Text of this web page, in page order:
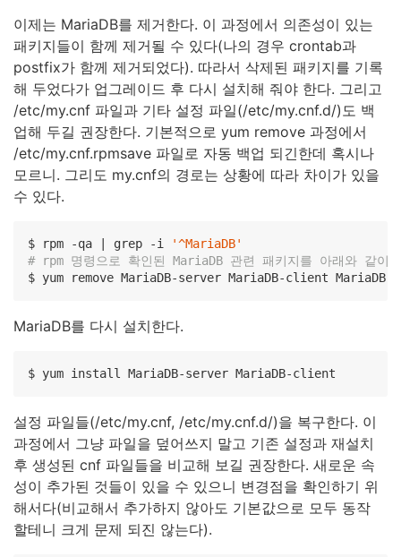
이제는 MariaDB를 제거한다. 이 과정에서 의존성이 있는
패키지들이 함께 제거될 수 있다(나의 경우 crontab과
postfix가 함께 제거되었다). 따라서 삭제된 패키지를 기록
해 두었다가 업그레이드 후 다시 설치해 줘야 한다. 그리고
/etc/my.cnf 파일과 기타 설정 파일(/etc/my.cnf.d/)도 백
업해 두길 권장한다. 기본적으로 yum remove 과정에서
/etc/my.cnf.rpmsave 파일로 자동 백업 되긴한데 혹시나
모르니. 그리도 my.cnf의 경로는 상황에 따라 차이가 있을
수 있다.
$ rpm -qa | grep -i
'^MariaDB'
# rpm 명령으로 확인된 MariaDB 관련 패키지를 아래와 같이
$ yum remove MariaDB-server MariaDB-client MariaDB-
MariaDB를 다시 설치한다.
$ yum install MariaDB-server MariaDB-client
설정 파일들(/etc/my.cnf, /etc/my.cnf.d/)을 복구한다. 이
과정에서 그냥 파일을 덮어쓰지 말고 기존 설정과 재설치
후 생성된 cnf 파일들을 비교해 보길 권장한다. 새로운 속
성이 추가된 것들이 있을 수 있으니 변경점을 확인하기 위
해서다(비교해서 추가하지 않아도 기본값으로 모두 동작
할테니 크게 문제 되진 않는다).